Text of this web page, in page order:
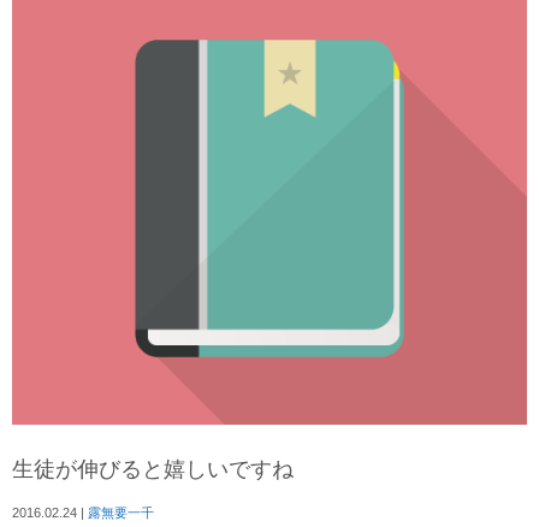
生徒が伸びると嬉しいですね
2016.02.24 露無要一千